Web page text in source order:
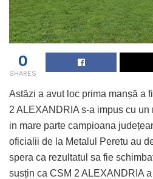
0
SHARES
Astăzi a avut loc prima manșă a
2 ALEXANDRIA s-a impus cu
in mare parte campioana
oficialii de la Metalul Peretu au
spera ca rezultatul sa fie
susțin ca CSM 2 ALEXANDRIA